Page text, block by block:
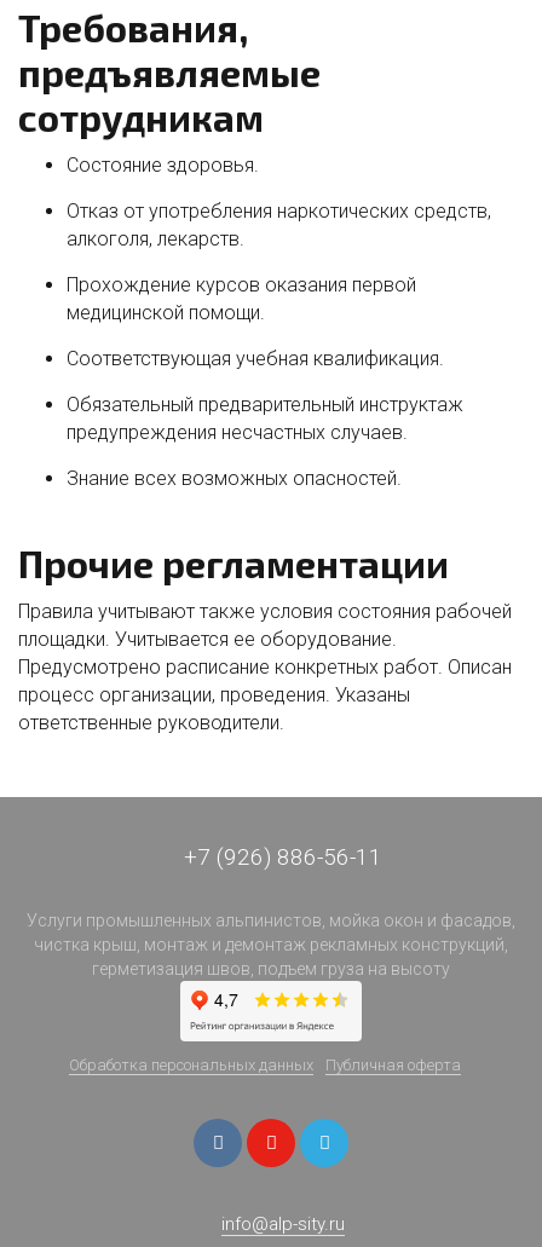
Требования,
предъявляемые
сотрудникам
Состояние здоровья.
Отказ от употребления наркотических средств,
алкоголя, лекарств.
Прохождение курсов оказания первой
медицинской помощи.
Соответствующая учебная квалификация.
Обязательный предварительный инструктаж
предупреждения несчастных случаев.
Знание всех возможных опасностей.
Прочие регламентации
Правила учитывают также условия состояния рабочей
площадки. Учитывается ее оборудование.
Предусмотрено расписание конкретных работ. Описан
процесс организации, проведения. Указаны
ответственные руководители.
+7 (926) 886-56-11
Услуги промышленных альпинистов, мойка окон и фасадов,
чистка крыш, монтаж и демонтаж рекламных конструкций,
герметизация швов, подъем груза на высоту
Обработка персональных данных Публичная оферта
info@alp-sity.ru